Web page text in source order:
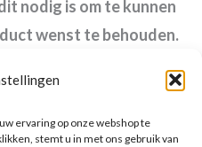
ervaring op onze webshop te
stemt u in met ons gebruik van
nodig is om te kunnen
wenst te behouden.
van zijn